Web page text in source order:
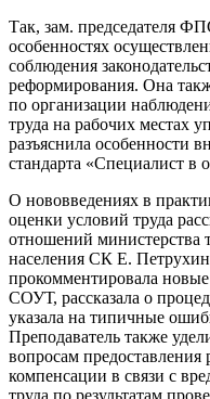
Так, зам. председателя
особенностях
соблюдения
реформирования. Она
по организации
труда на рабочих местах
разъяснила особенности
стандарта «Специалист в
О нововведениях в
оценки условий труда
отношений министерства
населения СК Е.
прокомментировала
СОУТ, рассказала о
указала на типичные
Преподаватель также
вопросам предоставления
компенсации в связи с
труда по результатам